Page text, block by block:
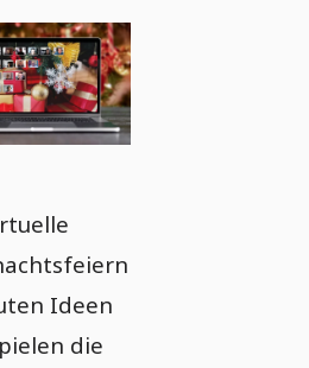
Ideen
die